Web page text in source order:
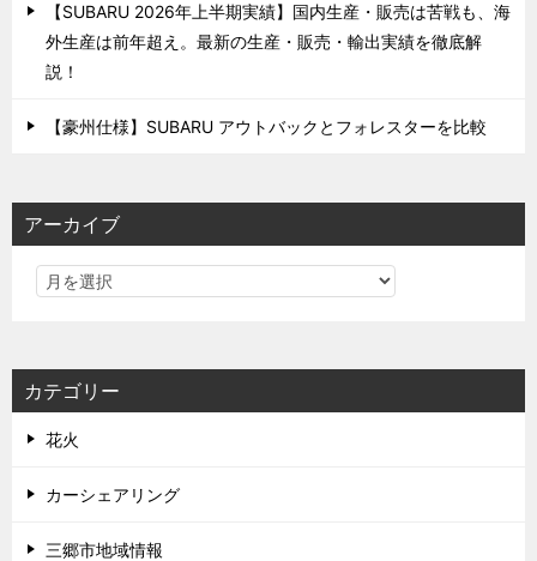
【SUBARU 2026年上半期実績】国内生産・販売は苦戦も、海
外生産は前年超え。最新の生産・販売・輸出実績を徹底解
説！
【豪州仕様】SUBARU アウトバックとフォレスターを比較
アーカイブ
カテゴリー
花火
カーシェアリング
三郷市地域情報